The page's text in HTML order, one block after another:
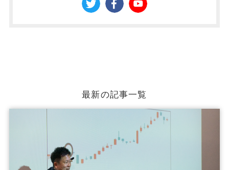
最新の記事一覧